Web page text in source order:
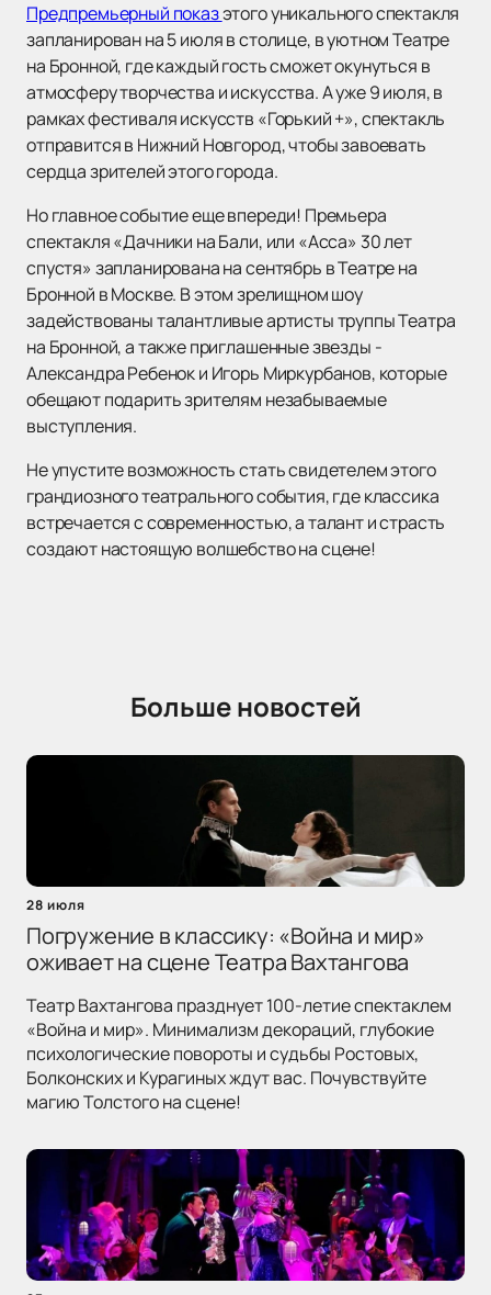
Предпремьерный показэтого уникального спектакля
запланирован на 5 июля в столице, в уютном Театре
на Бронной, где каждый гость сможет окунуться в
атмосферу творчества и искусства. А уже 9 июля, в
рамках фестиваля искусств «Горький +», спектакль
отправится в Нижний Новгород, чтобы завоевать
сердца зрителей этого города.
Но главное событие еще впереди! Премьера
спектакля «Дачники на Бали, или «Асса» 30 лет
спустя» запланирована на сентябрь в Театре на
Бронной в Москве. В этом зрелищном шоу
задействованы талантливые артисты труппы Театра
на Бронной, а также приглашенные звезды -
Александра Ребенок и Игорь Миркурбанов, которые
обещают подарить зрителям незабываемые
выступления.
Не упустите возможность стать свидетелем этого
грандиозного театрального события, где классика
встречается с современностью, а талант и страсть
создают настоящую волшебство на сцене!
Больше новостей
28 июля
Погружение в классику: «Война и мир»
оживает на сцене Театра Вахтангова
Театр Вахтангова празднует 100-летие спектаклем
«Война и мир». Минимализм декораций, глубокие
психологические повороты и судьбы Ростовых,
Болконских и Курагиных ждут вас. Почувствуйте
магию Толстого на сцене!